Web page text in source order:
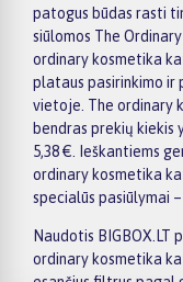
patogus būdas rasti
siūlomos The
ordinary kosmetika
plataus pasirinkimo ir
vietoje. The ordinary
bendras prekių kiekis
5,38 €. Ieškantiems
ordinary kosmetika
specialūs pasiūlymai
Naudotis
ordinary kosmetika